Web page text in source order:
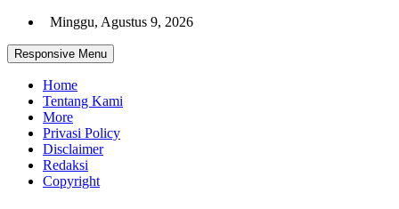
Skip
content
Minggu, Agustus 9, 2026
Responsive Menu
Home
Tentang Kami
More
Privasi Policy
Disclaimer
Redaksi
Copyright